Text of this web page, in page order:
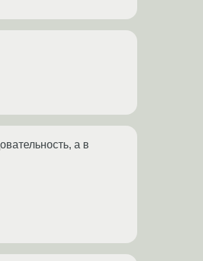
а в